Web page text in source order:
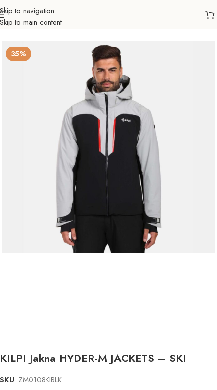
Skip to navigation
Skip to main content
Početna Sve za zimu
35%
KILPI Jakna HYDER-M JACKETS – SKI
SKU: ZM0108KIBLK